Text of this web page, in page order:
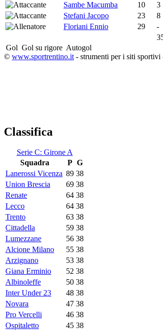
Sambe Macumba
10 3
Stefani Jacopo
23 8
Floriani Ennio
29 -
Gol Gol su rigore Autogol
© www.sportrentino.it - strumenti per i siti sportivi
Classifica
Serie C: Girone A
Squadra
P G
Lanerossi Vicenza 89 38
Union Brescia
69 38
Renate
64 38
Lecco
64 38
Trento
63 38
Cittadella
59 38
Lumezzane
56 38
Alcione Milano
55 38
Arzignano
53 38
Giana Erminio
52 38
Albinoleffe
50 38
Inter Under 23
48 38
Novara
47 38
Pro Vercelli
46 38
Ospitaletto
45 38